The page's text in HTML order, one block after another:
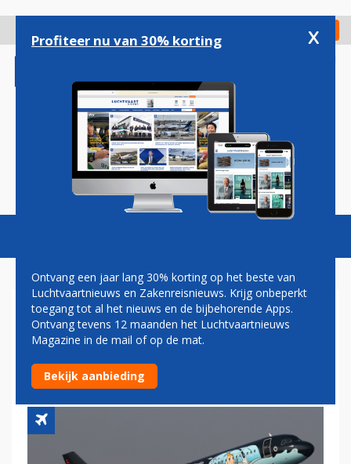
gaan
Check in
Magazine Podcasts Vacatures
BRUSSELS AIRLINES: 26
BESTEMMINGEN NIEUW IN
ZOMER
Profiteer nu van 30% korting x
Ontvang een jaar lang 30% korting op het beste van
Luchtvaartnieuws en Zakenreisnieuws. Krijg onbeperkt
toegang tot al het nieuws en de bijbehorende Apps.
Ontvang tevens 12 maanden het Luchtvaartnieuws
Magazine in de mail of op de mat.
Bekijk aanbieding